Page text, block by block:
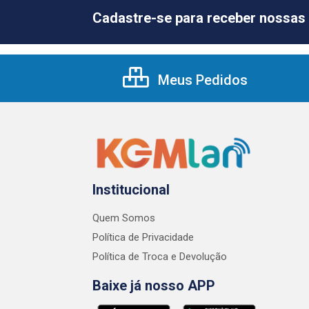
Cadastre-se para receber
Meus Pedidos
Institucional
Quem Somos
Política de Privacidade
Política de Troca e Devolução
Baixe já nosso APP